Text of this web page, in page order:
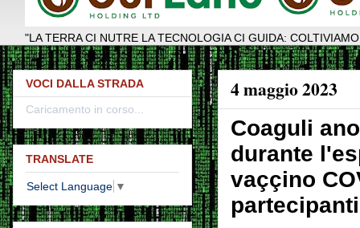
"LA TERRA CI NUTRE LA TECNOLOGIA CI GUIDA:
4 maggio 2023
Coaguli
durante
vaççino
VOCI DALLA STRADA
Caricamento in corso...
TRANSLATE
Select Language ▼